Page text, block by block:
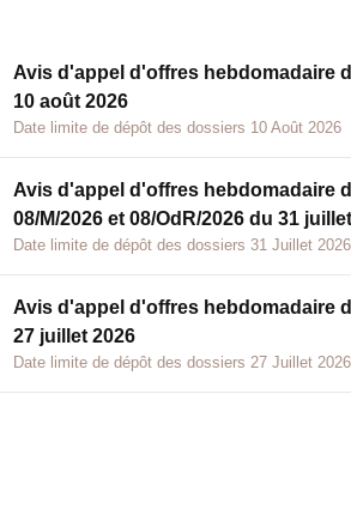
Avis d'appel d'offres hebdomadaire
10 août 2026
Date limite de dépôt des dossiers 10 Août 2026
Avis d'appel d'offres hebdomadaire
08/M/2026 et 08/OdR/2026 du 31
Date limite de dépôt des dossiers 31 Juillet 2026
Avis d'appel d'offres hebdomadaire
27 juillet 2026
Date limite de dépôt des dossiers 27 Juillet 2026